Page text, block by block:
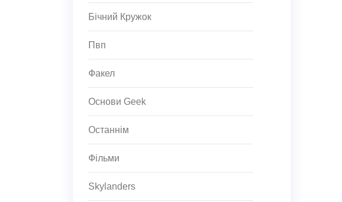
Бічний Кружок
Пвп
Факел
Основи Geek
Останнім
Фільми
Skylanders